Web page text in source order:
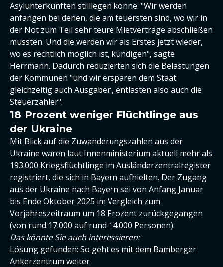
Asylunterkünften stilllegen könne. "Wir werden
anfangen bei denen, die am teuersten sind, wo wir in
der Not zum Teil sehr teure Mietverträge abschließen
mussten. Und die werden wir als Erstes jetzt wieder,
wo es rechtlich möglich ist, kündigen", sagte
Herrmann. Dadurch reduzierten sich die Belastungen
der Kommunen "und wir ersparen dem Staat
gleichzeitig auch Ausgaben, entlasten also auch die
Steuerzahler".
18 Prozent weniger Flüchtlinge aus
der Ukraine
Mit Blick auf die Zuwanderungszahlen aus der
Ukraine waren laut Innenministerium aktuell mehr als
193.000 Kriegsflüchtlinge im Ausländerzentralregister
registriert, die sich in Bayern aufhielten. Der Zugang
aus der Ukraine nach Bayern sei von Anfang Januar
bis Ende Oktober 2025 im Vergleich zum
Vorjahreszeitraum um 18 Prozent zurückgegangen
(von rund 17.000 auf rund 14.000 Personen).
Das könnte Sie auch interessieren:
Lösung gefunden: So geht es mit dem Bamberger
Ankerzentrum weiter